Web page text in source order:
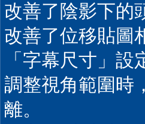
改善了陰影下的
改善了位移貼圖
「字幕尺寸」
調整視角範圍時
離。